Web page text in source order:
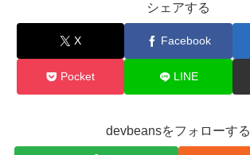
シェアする
X Facebook
Pocket LINE
devbeansをフォローする